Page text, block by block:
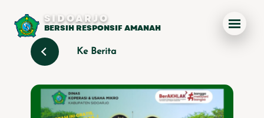
SIDOARJO
BERSIH RESPONSIF AMANAH
Ke Berita